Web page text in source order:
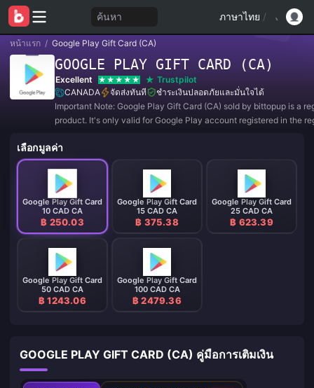
ค้นหา ภาษาไทย /
หน้าแรก / Google Play Gift Card (CA)
GOOGLE PLAY GIFT CARD (CA)
Excellent
Trustpilot
CANADA
จัดส่งทันที
ชำระเงินปลอดภัยและมั่นใจได้
Important Note: Google Play Gift Card (CA) sold by bittopup is a
product. It's only valid for Google Play account registered in the
เลือกมูลค่า
Google Play Gift Card
10 CAD CA
฿ 250.03
Google Play Gift Card
15 CAD CA
฿ 375.38
Google Play Gift Card
25 CAD CA
฿ 623.39
Google Play Gift Card
50 CAD CA
฿ 1243.06
Google Play Gift Card
100 CAD CA
฿ 2479.36
GOOGLE PLAY GIFT CARD (CA) คู่มือการเติมเงิน